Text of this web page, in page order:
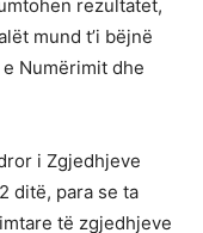
rezultatet,
mund t’i bëjnë
Numërimit dhe
i Zgjedhjeve
ditë, para se ta
të zgjedhjeve